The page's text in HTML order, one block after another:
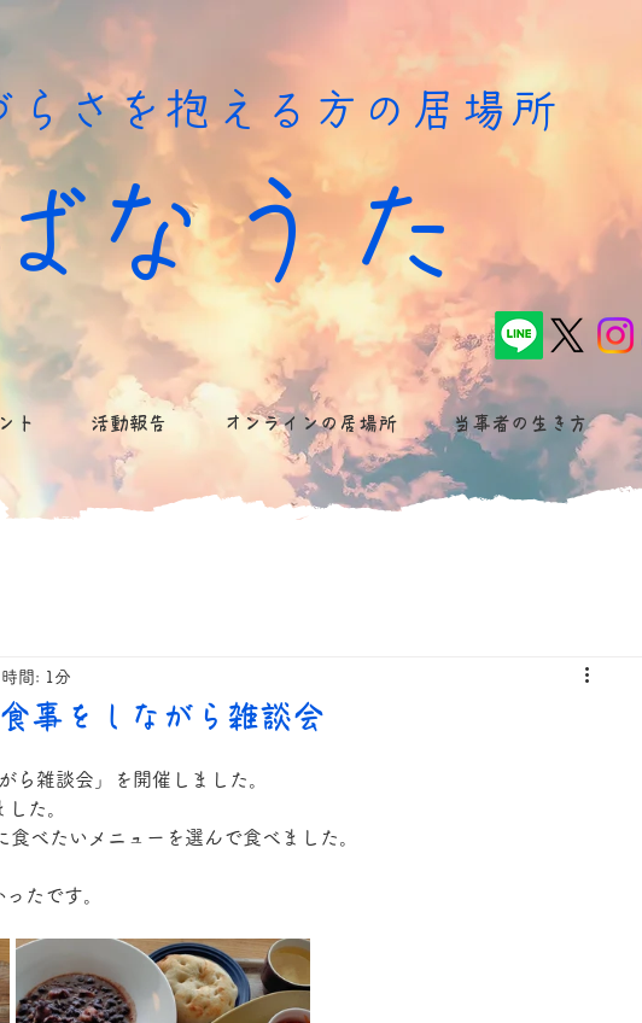
らさを抱える方の居場所
なうた
ト 活動報告 オンラインの居場所 当事者の生き方
事をしながら雑談会
間: 1分
ら雑談会」を開催しました。
た。
べたいメニューを選んで食べました。
たです。